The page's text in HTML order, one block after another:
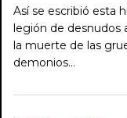
Así se escribió esta
legión de desnudos
la muerte de las
demonios…